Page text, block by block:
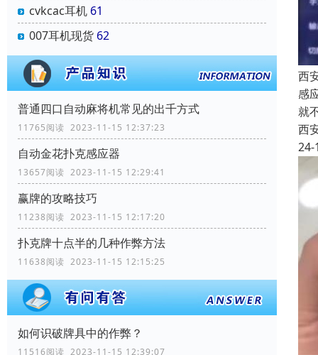
cvkcac耳机 61
007耳机现货 62
普通四口自动麻将机常见的出千方式
11765阅读 2023-11-15 12:37:23
自动金花扑克感应器
13657阅读 2023-11-15 12:29:41
赢牌的攻略技巧
11238阅读 2023-11-15 12:17:20
扑克牌十点半的几种作弊方法
11638阅读 2023-11-15 12:15:25
如何识破牌具中的作弊？
11516阅读 2023-11-15 12:39:07
西
感
就
西
24-